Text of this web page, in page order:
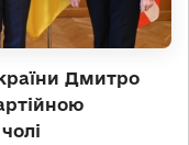
Дмитро